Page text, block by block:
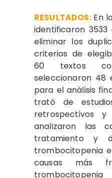
RESULTADOS:En
identificaron
eliminar los
criterios de
60 textos
seleccionaron 48
para el análisis
trató de
retrospectivos
analizaron las
tratamiento y
trombocitopenia
causas más